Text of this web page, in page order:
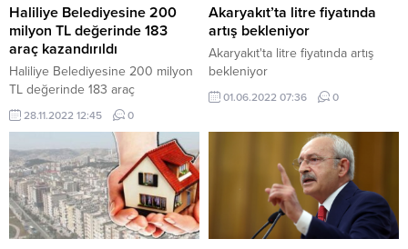
Haliliye Belediyesine 200
milyon TL değerinde 183
araç kazandırıldı
Haliliye Belediyesine 200 milyon
TL değerinde 183 araç
kazandırıldı
28.11.2022 12:45 0
Akaryakıt’ta litre fiyatında
artış bekleniyor
Akaryakıt'ta litre fiyatında artış
bekleniyor
01.06.2022 07:36 0